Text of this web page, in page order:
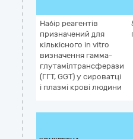
Набір реагентів
призначений для
кількісного in vitro
визначення гамма-
глутамілтрансферази
(ГГТ, GGT) у сироватці
і плазмі крові людини